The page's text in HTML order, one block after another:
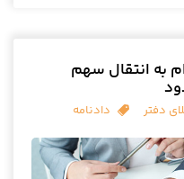
به انتقال سهم
دفتر دادنامه